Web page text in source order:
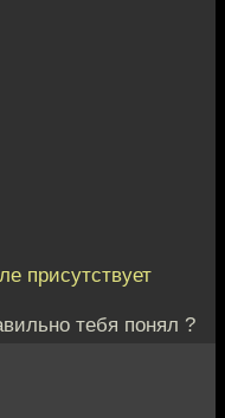
присутствует
тебя понял ?